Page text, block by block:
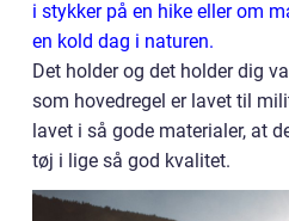
i stykker på en hike eller om
en kold dag i naturen.
Det holder og det holder dig
som hovedregel er lavet til
lavet i så gode materialer, at
tøj i lige så god kvalitet.